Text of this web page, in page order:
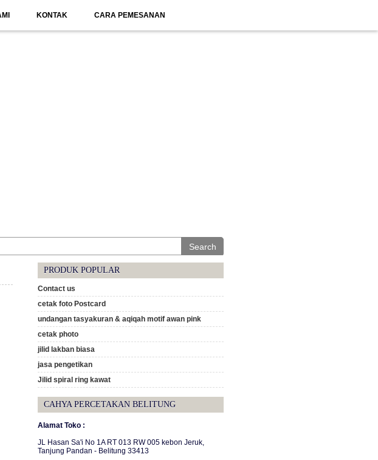
KONTAK CARA PEMESANAN
Search
PRODUK POPULAR
Contact us
cetak foto Postcard
undangan tasyakuran & aqiqah motif awan pink
cetak photo
jilid lakban biasa
jasa pengetikan
Jilid spiral ring kawat
CAHYA PERCETAKAN BELITUNG
Alamat Toko :
JL Hasan Sa'i No 1A RT 013 RW 005 kebon Jeruk,
Tanjung Pandan - Belitung 33413